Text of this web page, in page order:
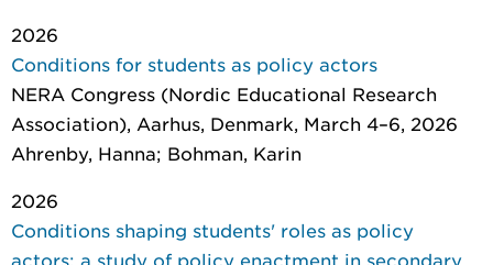
2026
Conditions for students as policy actors
NERA Congress (Nordic Educational Research
Association), Aarhus, Denmark, March 4–6, 2026
Ahrenby, Hanna; Bohman, Karin
2026
Conditions shaping students' roles as policy
actors: a study of policy enactment in secondary